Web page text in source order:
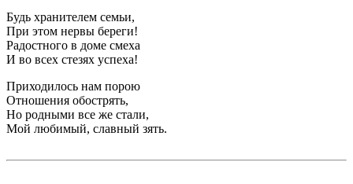
Будь хранителем семьи,
При этом нервы береги!
Радостного в доме смеха
И во всех стезях успеха!
Приходилось нам порою
Отношения обострять,
Но родными все же стали,
Мой любимый, славный зять.